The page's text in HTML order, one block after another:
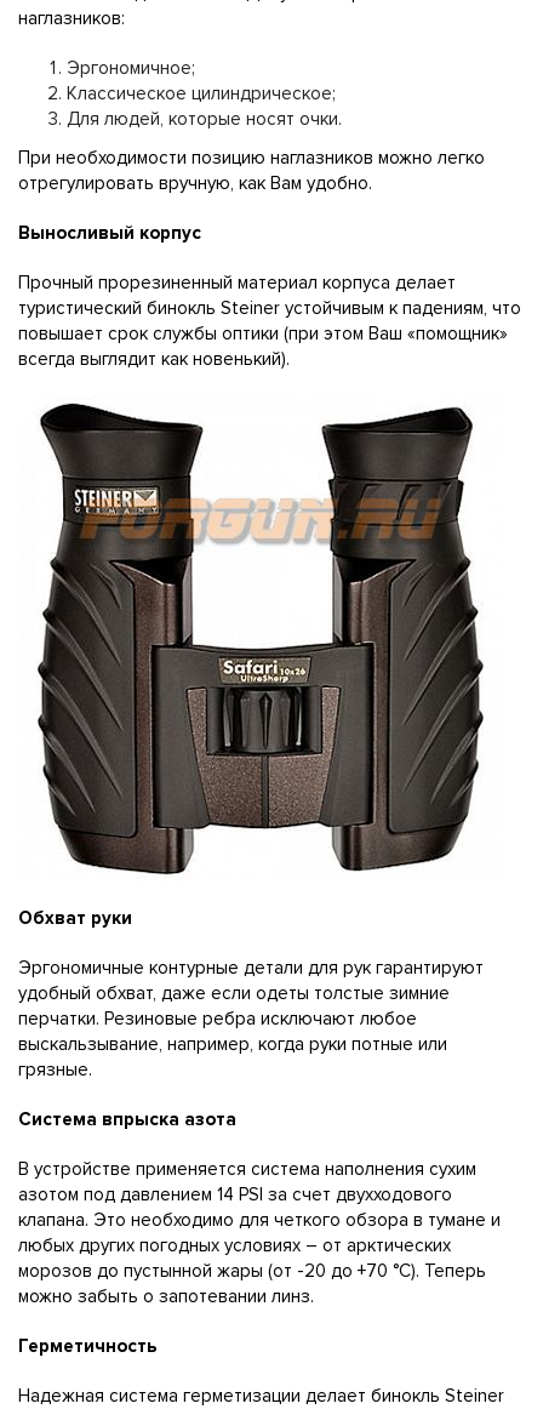
наглазников:
Эргономичное;
Классическое цилиндрическое;
Для людей, которые носят очки.
При необходимости позицию наглазников можно легко
отрегулировать вручную, как Вам удобно.
Выносливый корпус
Прочный прорезиненный материал корпуса делает
туристический бинокль Steiner устойчивым к падениям, что
повышает срок службы оптики (при этом Ваш «помощник»
всегда выглядит как новенький).
Обхват руки
Эргономичные контурные детали для рук гарантируют
удобный обхват, даже если одеты толстые зимние
перчатки. Резиновые ребра исключают любое
выскальзывание, например, когда руки потные или
грязные.
Система впрыска азота
В устройстве применяется система наполнения сухим
азотом под давлением 14 PSI за счет двухходового
клапана. Это необходимо для четкого обзора в тумане и
любых других погодных условиях – от арктических
морозов до пустынной жары (от -20 до +70 °C). Теперь
можно забыть о запотевании линз.
Герметичность
Надежная система герметизации делает бинокль Steiner